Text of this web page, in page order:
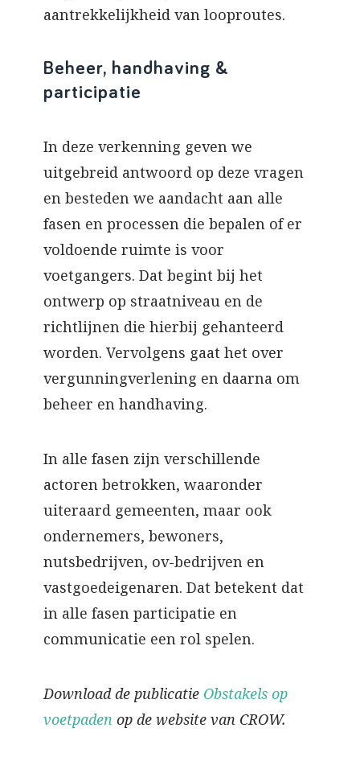
aantrekkelijkheid van looproutes.
Beheer, handhaving &
participatie
In deze verkenning geven we
uitgebreid antwoord op deze vragen
en besteden we aandacht aan alle
fasen en processen die bepalen of er
voldoende ruimte is voor
voetgangers. Dat begint bij het
ontwerp op straatniveau en de
richtlijnen die hierbij gehanteerd
worden. Vervolgens gaat het over
vergunningverlening en daarna om
beheer en handhaving.
In alle fasen zijn verschillende
actoren betrokken, waaronder
uiteraard gemeenten, maar ook
ondernemers, bewoners,
nutsbedrijven, ov-bedrijven en
vastgoedeigenaren. Dat betekent dat
in alle fasen participatie en
communicatie een rol spelen.
Download de publicatie Obstakels op
voetpaden op de website van CROW.